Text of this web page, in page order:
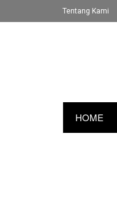
Tentang Kami
HOME